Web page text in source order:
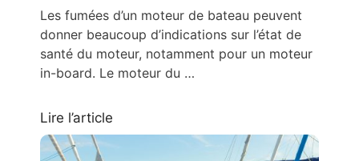
Les fumées d’un moteur de bateau peuvent
donner beaucoup d’indications sur l’état de
santé du moteur, notamment pour un moteur
in-board. Le moteur du …
Lire l’article